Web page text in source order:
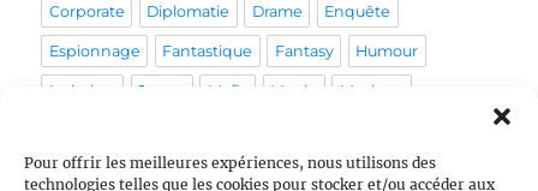
Pour offrir les meilleures expériences, nous utilisons des
technologies telles que les cookies pour stocker et/ou accéder aux
Corporate Diplomatie Drame Enquête
Espionnage Fantastique Fantasy Humour
Intimiste Japon Mafia Magie Musique
Politique Post-apo Pour enfants Prohibition